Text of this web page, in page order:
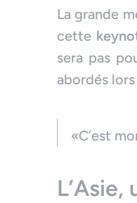
La grande
cette
sera pas
abordés
«C’est